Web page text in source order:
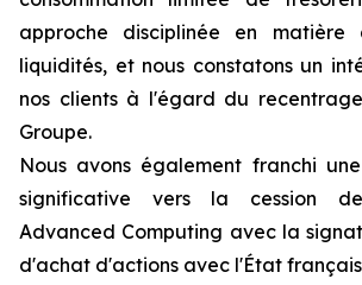
approche disciplinée en matière
liquidités, et nous constatons un
nos clients à l'égard du
Groupe.
Nous avons également franchi
significative vers la cession
Advanced Computing avec la
d'achat d'actions avec l'État